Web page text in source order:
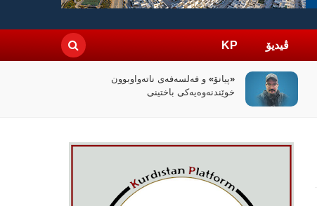
ڤیدیۆ KP
سیاسەتی خۆتەعریبکردن لە باشووری
کوردستان